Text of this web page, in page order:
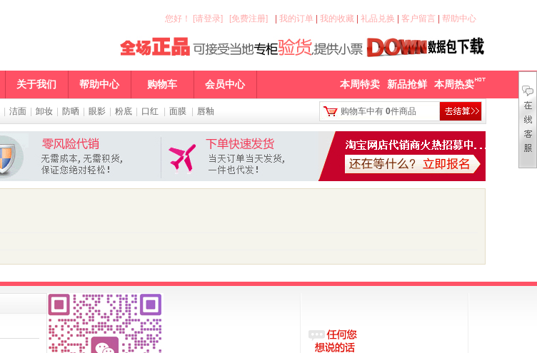
我的订单 我的收藏 礼品兑换 客户留言 帮助中心
您好 ！ [请登录] [免费注册]
关于我们 帮助中心 购物车 会员中心 本周特卖 新品抢鲜 本周热卖
洁面 卸妆 防晒 眼影 粉底 口红 面膜 唇釉 购物车中有 0件商品